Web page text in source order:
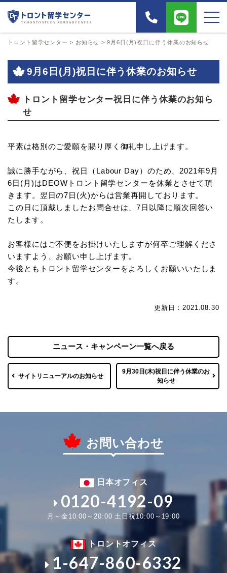
トロント留学センター > お知らせ >9月6日(月)祝日に伴う休業のお知らせ
9月6日(月)祝日に伴う休業のお知らせ
トロント留学センター祝日に伴う休業のお知ら
せ
平素は格別のご愛願を賜り厚く御礼申し上げます。
誠に勝手ながら、祝日（Labour Day）のため、2021年9月
6日(月)はDEOWトロント留学センターを休業とさせて頂
きます。翌日の7日(火)からは営業再開しております。
この日に頂戴しましたお問合せは、7日以降に順次回答い
たします。
お客様にはご不便をお掛けいたしますが何卒ご理解くださ
いますよう、お願い申し上げます。
今後ともトロント留学センターをよろしくお願いいたしま
す。
更新日：2021.08.30
サイトリニューアルのお知らせ
ニュース・キャンペーン一覧へ戻る
9月30日(木)祝日に伴う休業のお
知らせ
お問い合わせ
日本オフィス
0120-4192-09
月～金10:00～20:00 土日祝10:00～19:00
トロントオフィス
1-647-860-6332